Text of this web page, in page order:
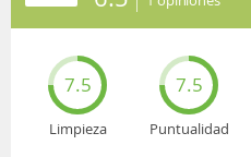
7.5
Limpieza
7.5
Puntualidad